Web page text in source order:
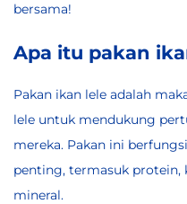
bersama!
Apa itu pakan
Pakan ikan lele adalah
lele untuk mendukung
mereka. Pakan ini
penting, termasuk protein,
mineral.